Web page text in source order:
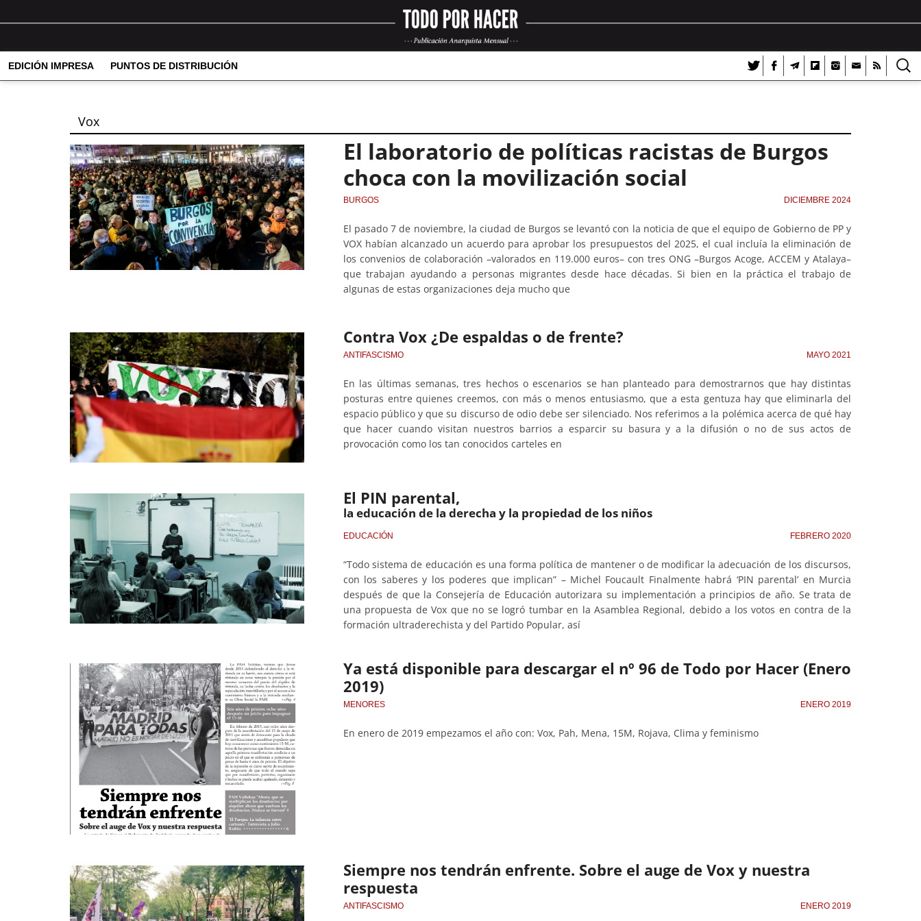
EDICIÓN IMPRESA PUNTOS DE DISTRIBUCIÓN
Vox
El laboratorio de políticas racistas de Burgos
choca con la movilización social
BURGOS DICIEMBRE 2024
El pasado 7 de noviembre, la ciudad de Burgos se levantó con la noticia de que el equipo de Gobierno de PP y
VOX habían alcanzado un acuerdo para aprobar los presupuestos del 2025, el cual incluía la eliminación de
los convenios de colaboración –valorados en 119.000 euros– con tres ONG –Burgos Acoge, ACCEM y Atalaya–
que trabajan ayudando a personas migrantes desde hace décadas. Si bien en la práctica el trabajo de
algunas de estas organizaciones deja mucho que
Contra Vox ¿De espaldas o de frente?
ANTIFASCISMO MAYO 2021
En las últimas semanas, tres hechos o escenarios se han planteado para demostrarnos que hay distintas
posturas entre quienes creemos, con más o menos entusiasmo, que a esta gentuza hay que eliminarla del
espacio público y que su discurso de odio debe ser silenciado. Nos referimos a la polémica acerca de qué hay
que hacer cuando visitan nuestros barrios a esparcir su basura y a la difusión o no de sus actos de
provocación como los tan conocidos carteles en
El PIN parental,
la educación de la derecha y la propiedad de los niños
EDUCACIÓN FEBRERO 2020
“Todo sistema de educación es una forma política de mantener o de modificar la adecuación de los discursos,
con los saberes y los poderes que implican” – Michel Foucault Finalmente habrá ‘PIN parental’ en Murcia
después de que la Consejería de Educación autorizara su implementación a principios de año. Se trata de
una propuesta de Vox que no se logró tumbar en la Asamblea Regional, debido a los votos en contra de la
formación ultraderechista y del Partido Popular, así
Ya está disponible para descargar el nº 96 de Todo por Hacer (Enero
2019)
MENORES ENERO 2019
En enero de 2019 empezamos el año con: Vox, Pah, Mena, 15M, Rojava, Clima y feminismo
Siempre nos tendrán enfrente. Sobre el auge de Vox y nuestra
respuesta
ANTIFASCISMO ENERO 2019